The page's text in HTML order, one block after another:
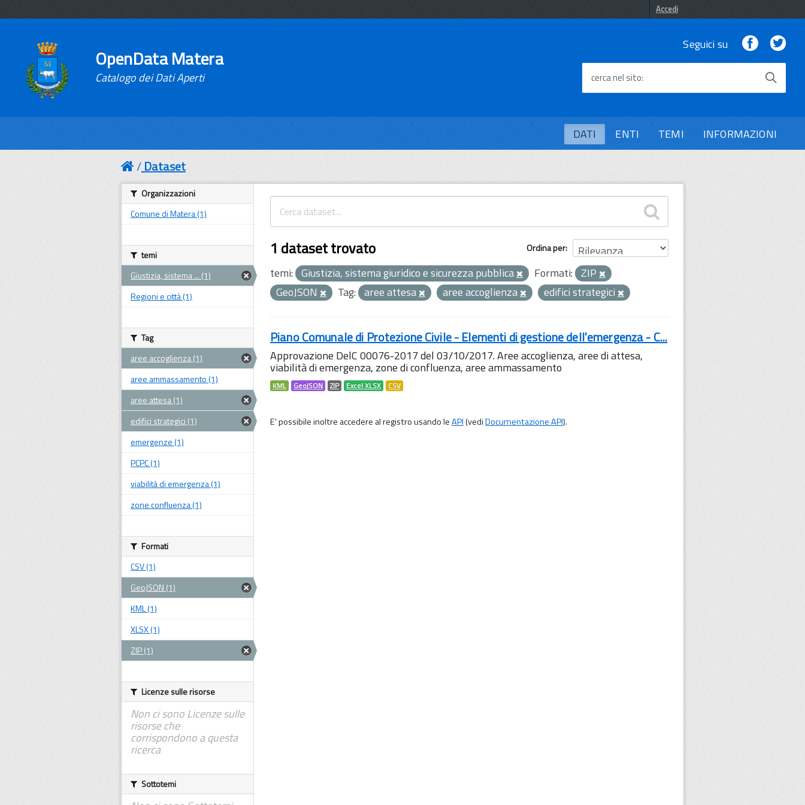
Accedi
OpenData Matera
Catalogo dei Dati Aperti
Seguici su Facebook
cerca nel sito
DATI ENTI TEMI INFORMAZIONI
Dataset
Ordina per
1 dataset trovato
temi: Giustizia, sistema giuridico e sicurezza pubblica Formati: ZIP
GeoJSON
Tag: aree attesa aree accoglienza edifici strategici
Piano Comunale di Protezione Civile - Elementi di gestione dell'emergenza - C...
Approvazione DelC 00076-2017 del 03/10/2017. Aree accoglienza, aree di attesa,
viabilità di emergenza, zone di confluenza, aree ammassamento
KML GeoJSON ZIP Excel XLSX CSV
E' possibile inoltre accedere al registro usando leAPI(vediDocumentazione API).
Organizzazioni
Comune di Matera (1)
temi
Giustizia, sistema ... (1)
Regioni e città (1)
Tag
aree accoglienza (1)
aree ammassamento (1)
aree attesa (1)
edifici strategici (1)
emergenze (1)
PCPC (1)
viabilità di emergenza (1)
zone confluenza (1)
Formati
CSV (1)
GeoJSON (1)
KML (1)
XLSX (1)
ZIP (1)
Licenze sulle risorse
Non ci sono Licenze sulle
risorse che
corrispondono a questa
ricerca
Sottotemi